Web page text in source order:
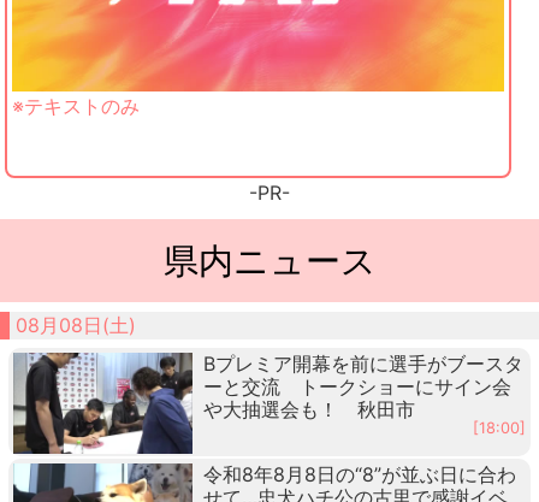
※テキストのみ
-PR-
県内ニュース
08月08日(土)
Bプレミア開幕を前に選手がブースタ
ーと交流 トークショーにサイン会
や大抽選会も！ 秋田市
[18:00]
令和8年8月8日の“8”が並ぶ日に合わ
せて…忠犬ハチ公の古里で感謝イベ